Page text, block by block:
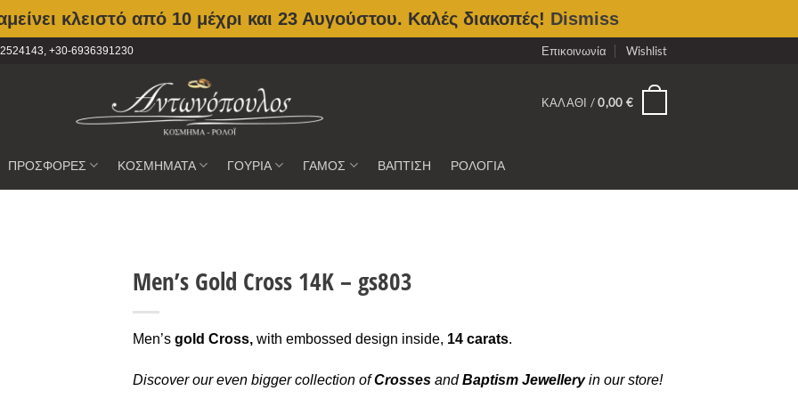
κλειστό από 10 μέχρι και 23 Αυγούστου. Καλές διακοπές! Dismiss
+30-6936391230 Επικοινωνία Wishlist
ΚΑΛΆΘΙ /0,00 €
ΠΡΟΣΦΟΡΕΣ ΚΟΣΜΗΜΑΤΑ ΓΟΥΡΙΑ ΓΑΜΟΣ ΒΑΠΤΙΣΗ ΡΟΛΟΓΙΑ
Men’s Gold Cross 14K – gs803
Men’s gold Cross, with embossed design inside, 14 carats.
Discover our even bigger collection ofCrosses andBaptism Jewelleryin our store!